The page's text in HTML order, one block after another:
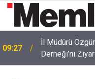
09:27
İl Müdürü
Derneği’ni